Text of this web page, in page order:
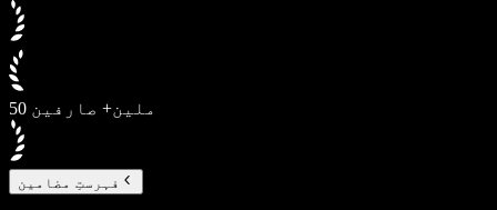
50 ملین+ صارفین
فہرستِ مضامین